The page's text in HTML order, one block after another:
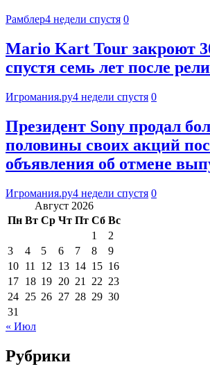
Рамблер4 недели спустя 0
Mario Kart Tour закроют
спустя семь лет после
Игромания.ру4 недели спустя 0
Президент Sony продал
половины своих акций
объявления об отмене
Игромания.ру4 недели спустя 0
Август 2026
Пн Вт Ср Чт Пт Сб Вс
1
2
3
4 5 6 7 8
9
10 11 12 13 14 15 16
17 18 19 20 21 22 23
24 25 26 27 28 29 30
31
« Июл
Рубрики